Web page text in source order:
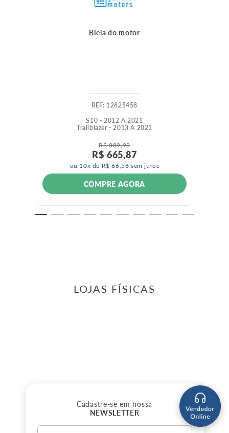
Biela do motor
: 12625458
S10 - 2012 A 2021
Trailblazer - 2013 A 2021
R$ 889,98
R$ 665,87
ou 10x de R$ 66,58 sem juros
COMPRE AGORA
LOJAS FÍSICAS
Cadastre-se em nossa
NEWSLETTER